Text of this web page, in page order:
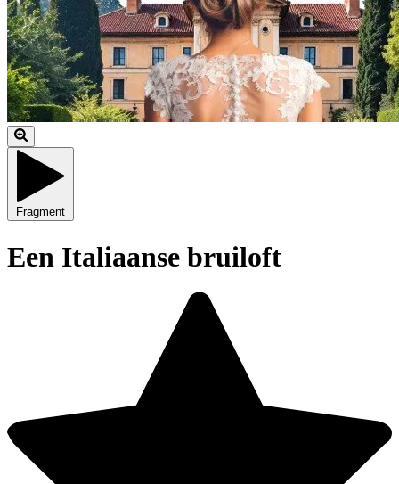
Fragment
Een Italiaanse bruiloft